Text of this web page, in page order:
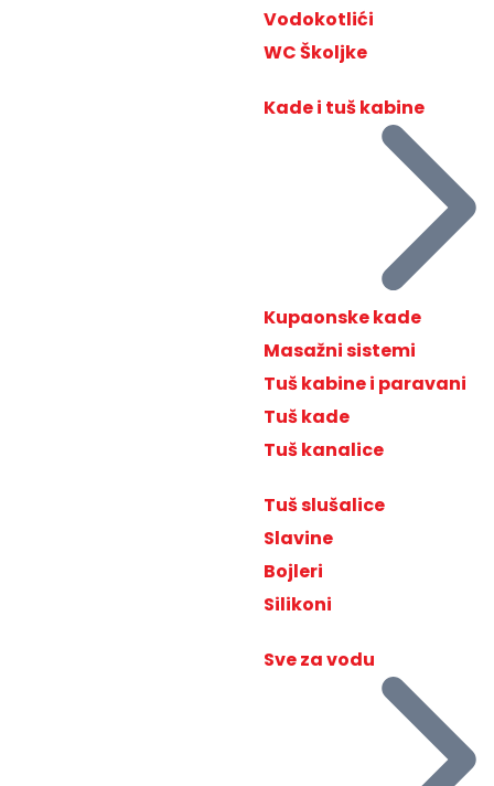
Vodokotlići
WC Školjke
Kade i tuš kabine
Kupaonske kade
Masažni sistemi
Tuš kabine i paravani
Tuš kade
Tuš kanalice
Tuš slušalice
Slavine
Bojleri
Silikoni
Sve za vodu